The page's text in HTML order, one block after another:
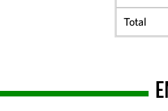
Total